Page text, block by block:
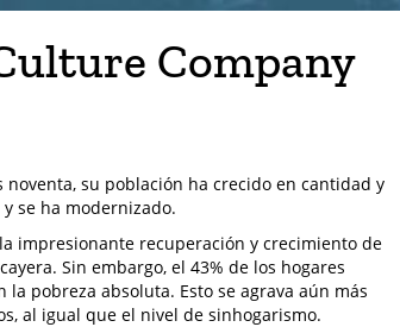
Company
su población ha crecido en cantidad y
se ha modernizado.
impresionante recuperación y crecimiento de
Sin embargo, el 43% de los hogares
pobreza absoluta. Esto se agrava aún más
al igual que el nivel de sinhogarismo.